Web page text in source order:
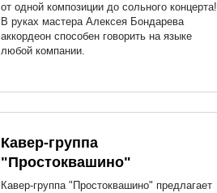
от одной композиции до сольного концерта!
В руках мастера Алексея Бондарева
аккордеон способен говорить на языке
любой компании.
Кавер-группа
"Простоквашино"
Кавер-группа "Простоквашино" предлагает